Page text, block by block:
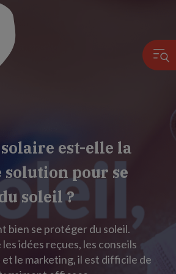
est-elle la
pour se
soleil ?
bien se protéger du soleil.
idées reçues, les conseils
le marketing, il est difficile de